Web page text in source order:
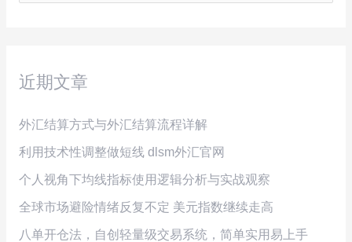
近期文章
外汇结算方式与外汇结算流程详解
利用技术性调整做短线 dlsm外汇官网
个人视角下均线指标使用逻辑分析与实战观察
全球市场避险情绪反复不定 美元指数继续走高
八单开仓法，自创轻量级交易系统，简单实用易上手